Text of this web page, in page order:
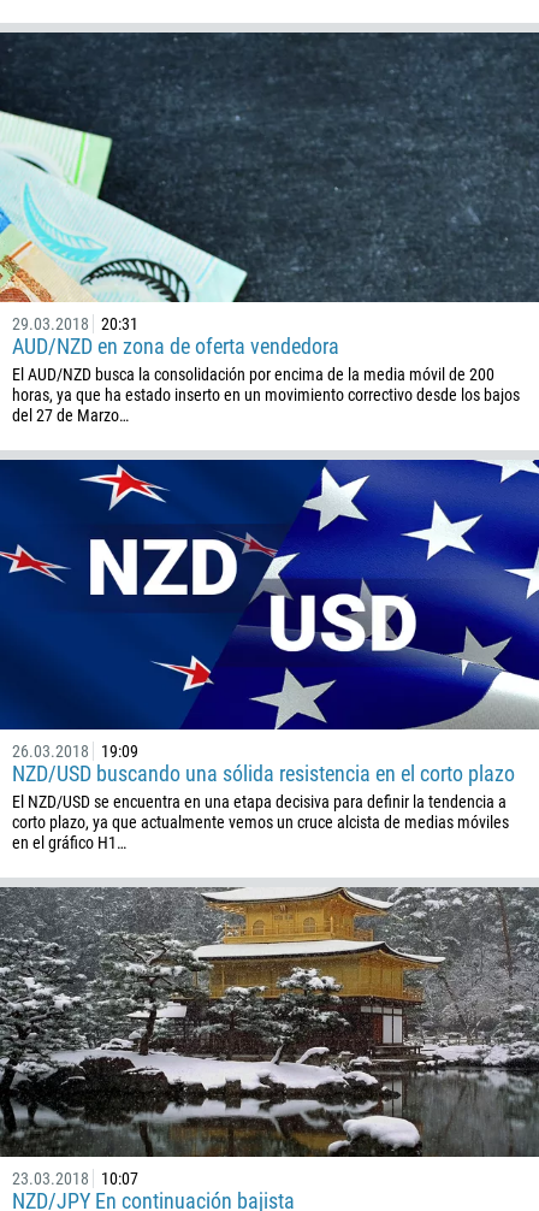
29.03.2018 20:31
AUD/NZD en zona de oferta vendedora
El AUD/NZD busca la consolidación por encima de la media móvil de 200
horas, ya que ha estado inserto en un movimiento correctivo desde los bajos
del 27 de Marzo…
26.03.2018 19:09
NZD/USD buscando una sólida resistencia en el corto plazo
El NZD/USD se encuentra en una etapa decisiva para definir la tendencia a
corto plazo, ya que actualmente vemos un cruce alcista de medias móviles
en el gráfico H1…
23.03.2018 10:07
NZD/JPY En continuación bajista